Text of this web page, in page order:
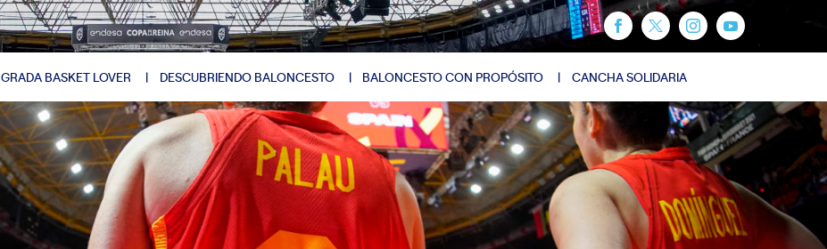
GRADA BASKET LOVER DESCUBRIENDO BALONCESTO BALONCESTO CON PROPÓSITO CANCHA SOLIDARIA